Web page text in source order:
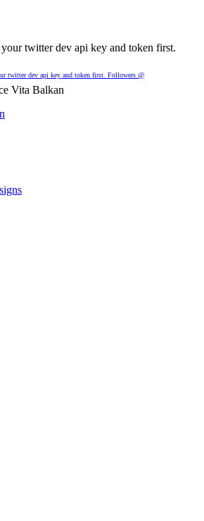
twitter dev api key and token first.
twitter dev api key and token first. Followers @
Vita Balkan